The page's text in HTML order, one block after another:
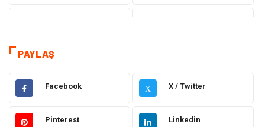
Dekorasyon
Gıda Elektrik Elektronik
Bilgisayar ve Yazılım Alışveriş
PAYLAŞ
Facebook X X / Twitter
Pinterest Linkedin